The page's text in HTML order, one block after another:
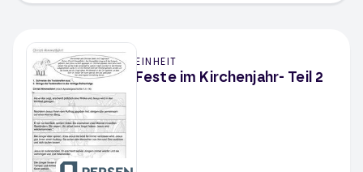
EINHEIT
Feste im Kirchenjahr- Teil 2